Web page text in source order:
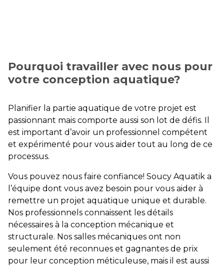
Pourquoi travailler avec nous pour
votre conception aquatique?
Planifier la partie aquatique de votre projet est
passionnant mais comporte aussi son lot de défis. Il
est important d’avoir un professionnel compétent
et expérimenté pour vous aider tout au long de ce
processus.
Vous pouvez nous faire confiance! Soucy Aquatik a
l’équipe dont vous avez besoin pour vous aider à
remettre un projet aquatique unique et durable.
Nos professionnels connaissent les détails
nécessaires à la conception mécanique et
structurale. Nos salles mécaniques ont non
seulement été reconnues et gagnantes de prix
pour leur conception méticuleuse, mais il est aussi